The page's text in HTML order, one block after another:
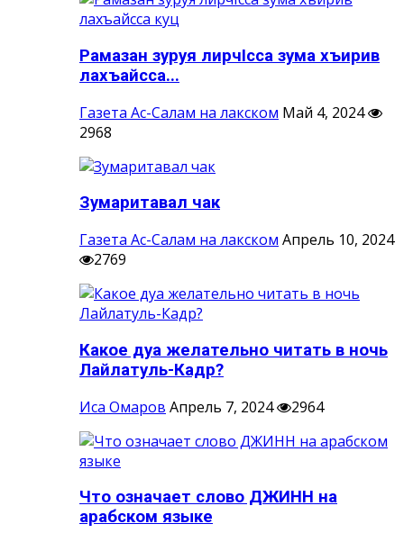
Рамазан зуруя лирчIсса зума хъирив
лахъайсса...
Газета Ас-Салам на лакском Май 4, 2024
2968
Зумаритавал чак
Газета Ас-Салам на лакском Апрель 10, 2024
2769
Какое дуа желательно читать в ночь
Лайлатуль-Кадр?
Иса Омаров Апрель 7, 2024 2964
Что означает слово ДЖИНН на
арабском языке